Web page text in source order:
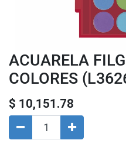
ACUARELA
COLORES
$ 10,151.78